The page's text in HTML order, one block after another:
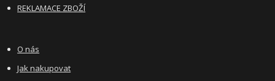
REKLAMACE ZBOŽÍ
O nás
Jak nakupovat